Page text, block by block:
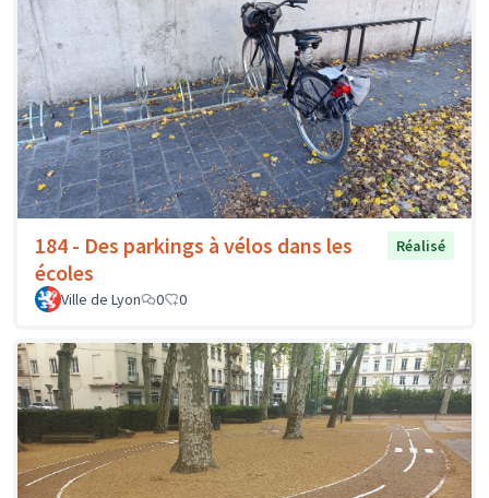
184 - Des parkings à vélos dans les
écoles
Réalisé
Ville de Lyon 0 0